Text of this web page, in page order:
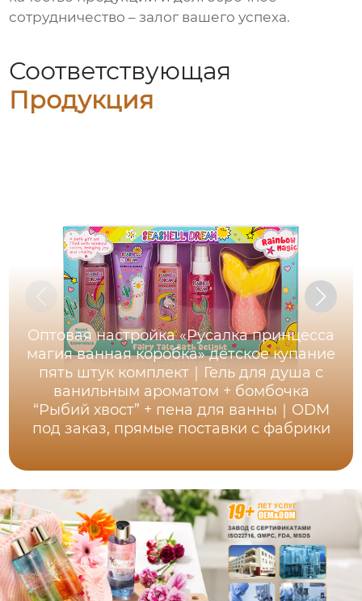
сотрудничество – залог вашего успеха.
Соответствующая
Продукция
Оптовая настройка «Русалка принцесса
магия ванная коробка» детское купание
пять штук комплект｜Гель для душа с
ванильным ароматом + бомбочка
“Рыбий хвост” + пена для ванны｜ODM
под заказ, прямые поставки с фабрики